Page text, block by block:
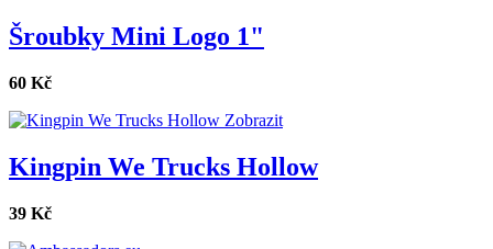
Šroubky Mini Logo 1"
60 Kč
Zobrazit
Kingpin We Trucks Hollow
39 Kč